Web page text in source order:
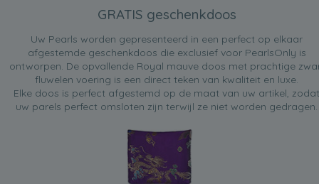
GRATIS geschenkdoos
Uw Pearls worden gepresenteerd in een perfect op elkaar
afgestemde geschenkdoos die exclusief voor PearlsOnly is
ontworpen. De opvallende Royal mauve doos met prachtige
fluwelen voering is een direct teken van kwaliteit en luxe.
Elke doos is perfect afgestemd op de maat van uw artikel, zodat
uw parels perfect omsloten zijn terwijl ze niet worden gedragen.